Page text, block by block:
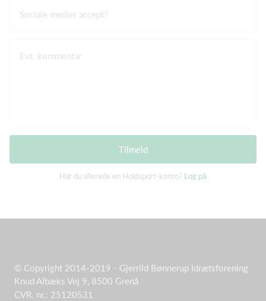
Sociale medier accept?
Evt. kommentar
Tilmeld
Har du allerede en Holdsport-konto? Log på
© Copyright 2014-2019 - Gjerrild Bønnerup Idrætsforening
Knud Albæks Vej 9, 8500 Grenå
CVR. nr.: 25120531